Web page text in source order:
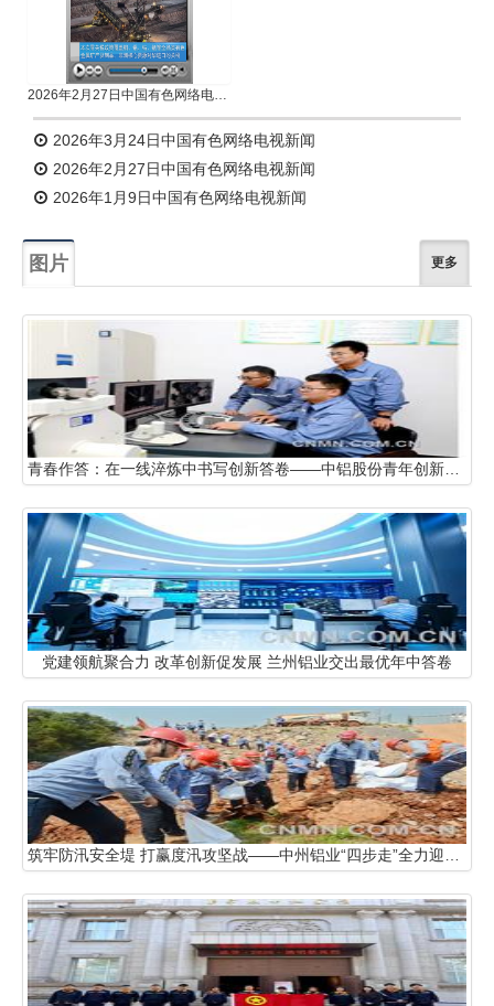
2026年2月27日中国有色网络电视新闻
2026年3月24日中国有色网络电视新闻
2026年2月27日中国有色网络电视新闻
2026年1月9日中国有色网络电视新闻
图片 更多
党建领航聚合力 改革创新促发展 兰州铝业交出最优年中答卷